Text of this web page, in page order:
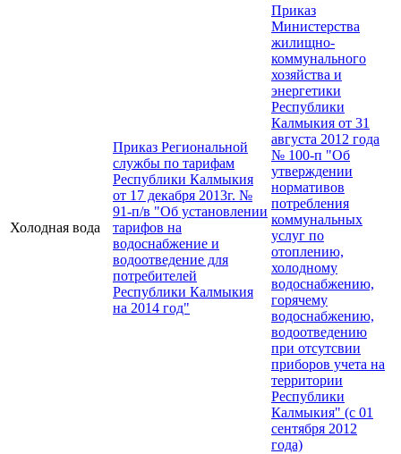
Холодная вода
Приказ Региональной
службы по тарифам
Республики Калмыкия
от 17 декабря 2013г. №
91-п/в "Об установлении
тарифов на
водоснабжение и
водоотведение для
потребителей
Республики Калмыкия
на 2014 год"
Приказ
Министерства
жилищно-
коммунального
хозяйства и
энергетики
Республики
Калмыкия от 31
августа 2012 года
№ 100-п "Об
утверждении
нормативов
потребления
коммунальных
услуг по
отоплению,
холодному
водоснабжению,
горячему
водоснабжению,
водоотведению
при отсутсвии
приборов учета на
территории
Республики
Калмыкия" (с 01
сентября 2012
года)